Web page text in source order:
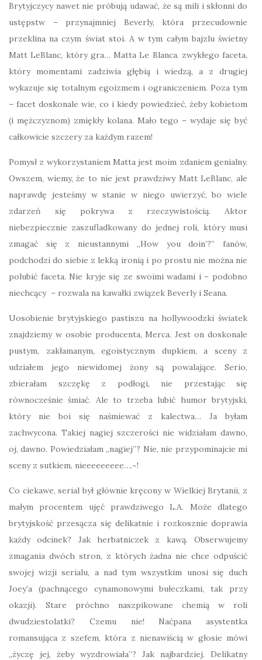
Brytyjczycy nawet nie próbują udawać, że są mili i skłonni do
ustępstw – przynajmniej Beverly, która przecudownie
przeklina na czym świat stoi. A w tym całym bajzlu świetny
Matt LeBlanc, który gra… Matta Le Blanca. zwykłego faceta,
który momentami zadziwia głębią i wiedzą, a z drugiej
wykazuje się totalnym egoizmem i ograniczeniem. Poza tym
– facet doskonale wie, co i kiedy powiedzieć, żeby kobietom
(i mężczyznom) zmiękły kolana. Mało tego – wydaje się być
całkowicie szczery za każdym razem!
Pomysł z wykorzystaniem Matta jest moim zdaniem genialny.
Owszem, wiemy, że to nie jest prawdziwy Matt LeBlanc, ale
naprawdę jesteśmy w stanie w niego uwierzyć, bo wiele
zdarzeń się pokrywa z rzeczywistością. Aktor
niebezpiecznie zaszufladkowany do jednej roli, który musi
zmagać się z nieustannymi „How you doin’?” fanów,
podchodzi do siebie z lekką ironią i po prostu nie można nie
polubić faceta. Nie kryje się ze swoimi wadami i – podobno
niechcący – rozwala na kawałki związek Beverly i Seana.
Uosobienie brytyjskiego pastiszu na hollywoodzki światek
znajdziemy w osobie producenta, Merca. Jest on doskonale
pustym, zakłamanym, egoistycznym dupkiem, a sceny z
udziałem jego niewidomej żony są powalające. Serio,
zbierałam szczękę z podłogi, nie przestając się
równocześnie śmiać. Ale to trzeba lubić humor brytyjski,
który nie boi się naśmiewać z kalectwa… Ja byłam
zachwycona. Takiej nagiej szczerości nie widziałam dawno,
oj, dawno. Powiedziałam „nagiej”? Nie, nie przypominajcie mi
sceny z sutkiem, nieeeeeeeee….~!
Co ciekawe, serial był głównie kręcony w Wielkiej Brytanii, z
małym procentem ujęć prawdziwego L.A. Może dlatego
brytyjskość przesącza się delikatnie i rozkosznie doprawia
każdy odcinek? Jak herbatniczek z kawą. Obserwujemy
zmagania dwóch stron, z których żadna nie chce odpuścić
swojej wizji serialu, a nad tym wszystkim unosi się duch
Joey’a (pachnącego cynamonowymi bułeczkami, tak przy
okazji). Stare próchno naszpikowane chemią w roli
dwudziestolatki? Czemu nie! Naćpana asystentka
romansująca z szefem, która z nienawiścią w głosie mówi
„życzę jej, żeby wyzdrowiała”? Jak najbardziej. Delikatny